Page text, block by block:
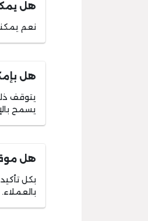
هل
نعم
هل
يتوقف
يسمح
هل
بكل
بالعملاء.